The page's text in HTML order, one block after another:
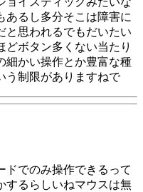
あるし多分そこは障害に
と思われるでもだいたい
どボタン多くない当たり
細かい操作とか豊富な種
う制限がありますねで
ドでのみ操作できるって
するらしいねマウスは無